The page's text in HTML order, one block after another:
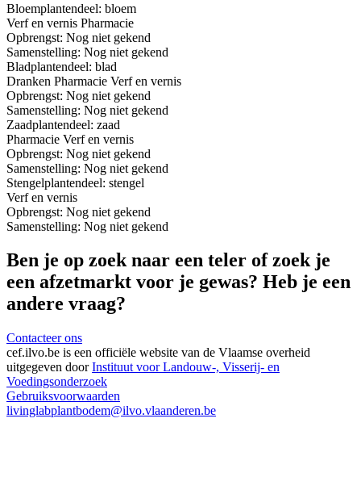
Bloemplantendeel: bloem
Verf en vernis Pharmacie
Opbrengst: Nog niet gekend
Samenstelling: Nog niet gekend
Bladplantendeel: blad
Dranken Pharmacie Verf en vernis
Opbrengst: Nog niet gekend
Samenstelling: Nog niet gekend
Zaadplantendeel: zaad
Pharmacie Verf en vernis
Opbrengst: Nog niet gekend
Samenstelling: Nog niet gekend
Stengelplantendeel: stengel
Verf en vernis
Opbrengst: Nog niet gekend
Samenstelling: Nog niet gekend
Ben je op zoek naar een teler of zoek je
een afzetmarkt voor je gewas? Heb je een
andere vraag?
Contacteer ons
cef.ilvo.be is een officiële website van de Vlaamse overheid
uitgegeven doorInstituut voor Landouw-, Visserij- en
Voedingsonderzoek
Gebruiksvoorwaarden
livinglabplantbodem@ilvo.vlaanderen.be